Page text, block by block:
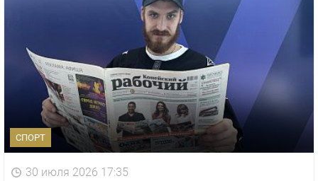
СПОРТ
30 июля 2026 17:35